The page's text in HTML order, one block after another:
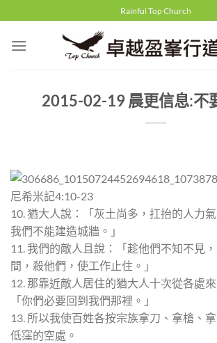
to
content
Rainful Top Church
2015-02-19 晨更信息:不
尼希米記4:10-23
10. 猶大人說：「灰土尚多，扛抬的人力
我們不能建造城牆。」
11. 我們的敵人且說：「趁他們不知不見
間，殺他們，使工作止住。」
12. 那靠近敵人居住的猶大人十次從各處來
「你們必要回到我們那裡。」
13. 所以我使百姓各按宗族拿刀、拿槍、
低窪的空處。